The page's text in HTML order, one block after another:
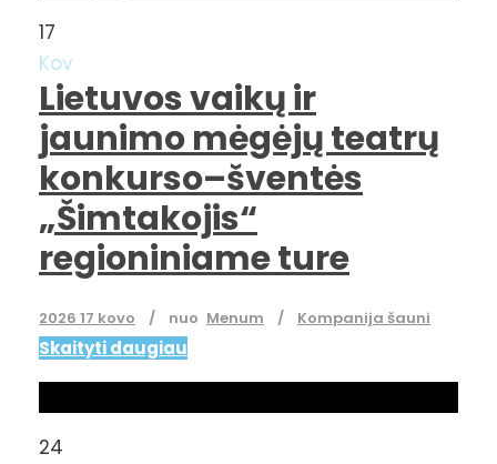
17
Kov
Lietuvos vaikų ir
jaunimo mėgėjų teatrų
konkurso–šventės
„Šimtakojis“
regioniniame ture
2026 17 kovo nuo Menum Kompanija šauni
Skaityti daugiau
24